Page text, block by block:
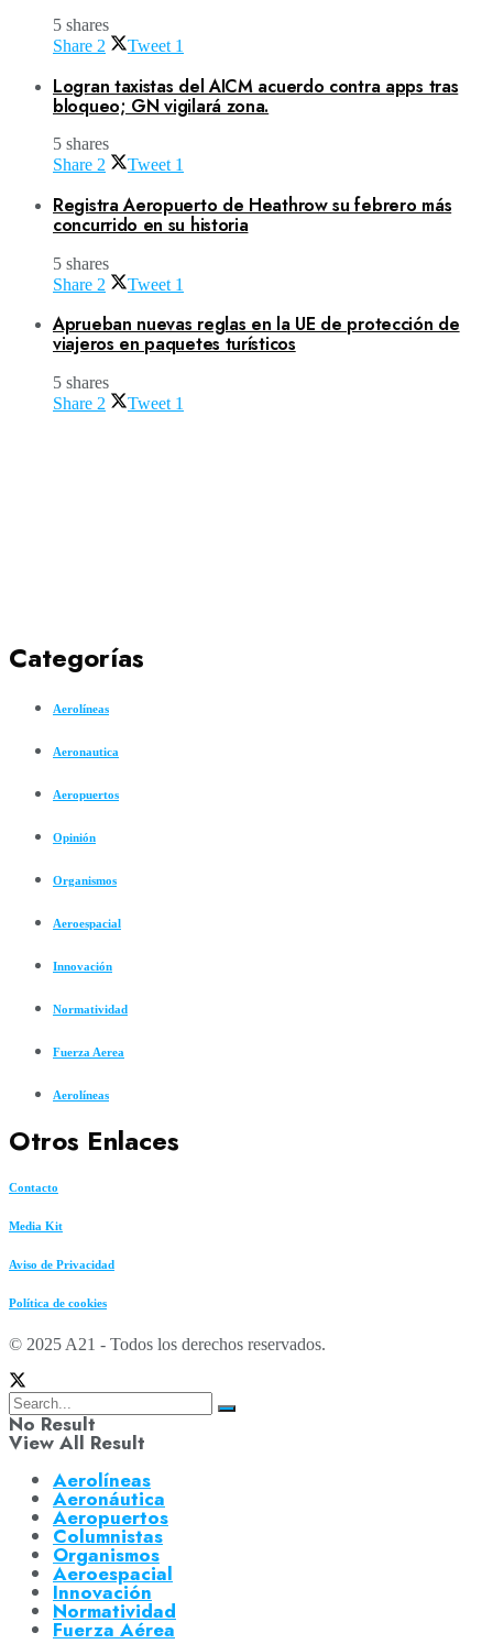
5 shares
Share 2 Tweet 1
Logran taxistas del AICM acuerdo contra apps tras
bloqueo; GN vigilará zona.
5 shares
Share 2 Tweet 1
Registra Aeropuerto de Heathrow su febrero más
concurrido en su historia
5 shares
Share 2 Tweet 1
Aprueban nuevas reglas en la UE de protección de
viajeros en paquetes turísticos
5 shares
Share 2 Tweet 1
Categorías
Aerolíneas
Aeronautica
Aeropuertos
Opinión
Organismos
Aeroespacial
Innovación
Normatividad
Fuerza Aerea
Aerolíneas
Otros Enlaces
Contacto
Media Kit
Aviso de Privacidad
Política de cookies
© 2025 A21 - Todos los derechos reservados.
No Result
View All Result
Aerolíneas
Aeronáutica
Aeropuertos
Columnistas
Organismos
Aeroespacial
Innovación
Normatividad
Fuerza Aérea